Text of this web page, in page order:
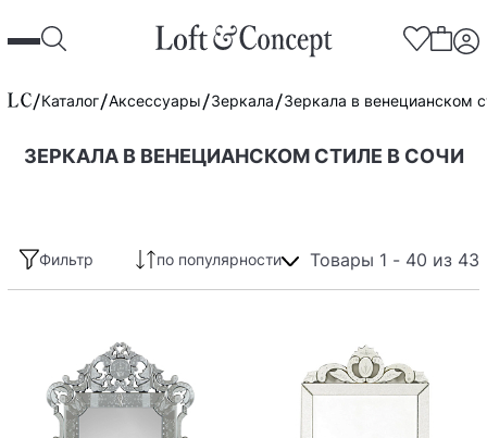
Каталог Аксессуары Зеркала Зеркала в венецианском
ЗЕРКАЛА В ВЕНЕЦИАНСКОМ СТИЛЕ В СОЧИ
Фильтр по популярности Товары 1 - 40 из 43